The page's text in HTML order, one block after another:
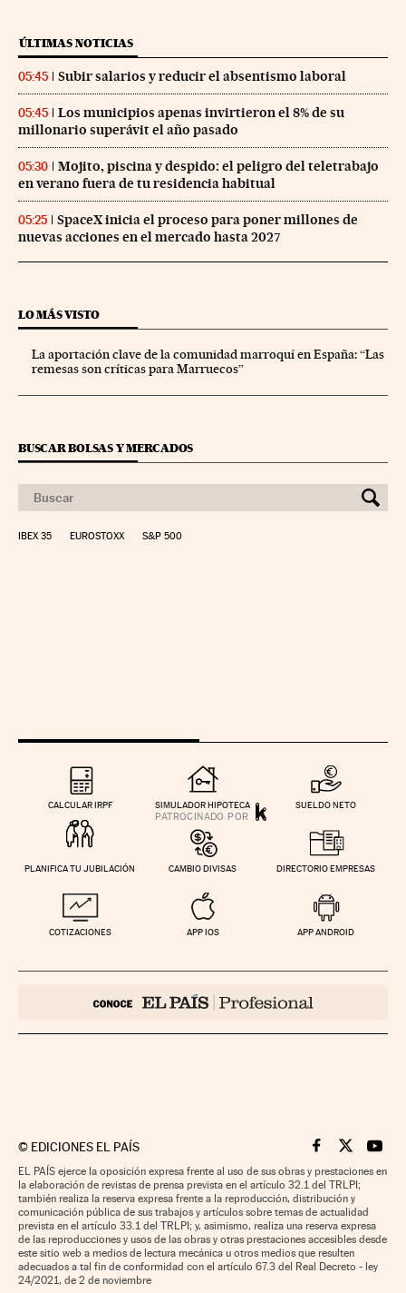
ÚLTIMAS NOTICIAS
05:45 Subir salarios y reducir el absentismo laboral
05:45
Los municipios apenas invirtieron el 8% de su
millonario superávit el año pasado
05:30
Mojito, piscina y despido: el peligro del teletrabajo
en verano fuera de tu residencia habitual
05:25
SpaceX inicia el proceso para poner millones de
nuevas acciones en el mercado hasta 2027
LO MÁS VISTO
La aportación clave de la comunidad marroquí en España: “Las
remesas son críticas para Marruecos”
BUSCAR BOLSAS Y MERCADOS
IBEX 35 EUROSTOXX S&P 500
CALCULAR IRPF SIMULADOR HIPOTECA SUELDO NETO
PLANIFICA TU JUBILACIÓN CAMBIO DIVISAS DIRECTORIO EMPRESAS
COTIZACIONES APP IOS APP ANDROID
© EDICIONES EL PAÍS Cinco Días en
Cinco Días
Cinco
EL PAÍS ejerce la oposición expresa frente al uso de sus obras y prestaciones en
la elaboración de revistas de prensa prevista en el artículo 32.1 del TRLPI;
también realiza la reserva expresa frente a la reproducción, distribución y
comunicación pública de sus trabajos y artículos sobre temas de actualidad
prevista en el artículo 33.1 del TRLPI; y, asimismo, realiza una reserva expresa
de las reproducciones y usos de las obras y otras prestaciones accesibles desde
este sitio web a medios de lectura mecánica u otros medios que resulten
adecuados a tal fin de conformidad con el artículo 67.3 del Real Decreto - ley
24/2021, de 2 de noviembre